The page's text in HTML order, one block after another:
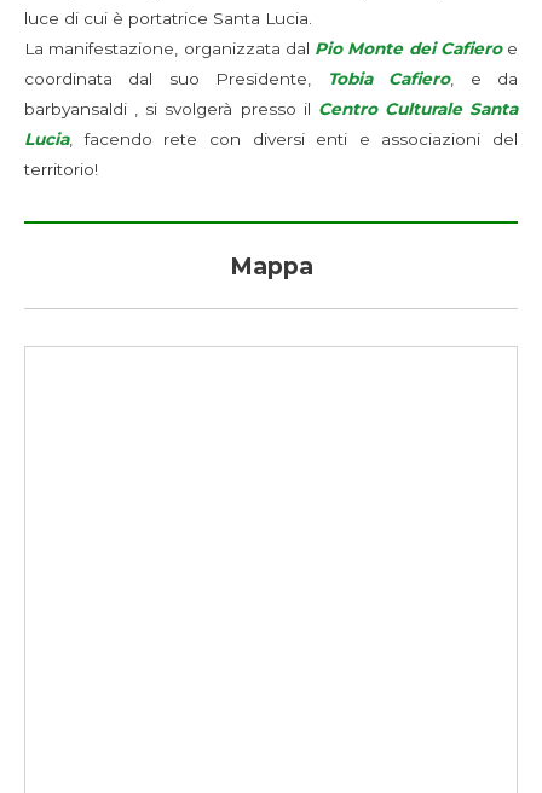
luce di cui è portatrice Santa Lucia.
La manifestazione, organizzata dal Pio Monte dei Cafiero e
coordinata dal suo Presidente,
Tobia Cafiero, e da
barbyansaldi , si svolgerà presso il Centro Culturale Santa
Lucia, facendo rete con diversi enti e associazioni del
territorio!
Mappa